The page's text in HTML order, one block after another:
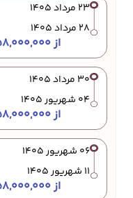
23 مرداد 1405
28 مرداد 1405
از 58,000,000 تومان
30 مرداد 1405
04 شهریور 1405
از 58,000,000 تومان
06 شهریور 1405
11 شهریور 1405
از 58,000,000 تومان